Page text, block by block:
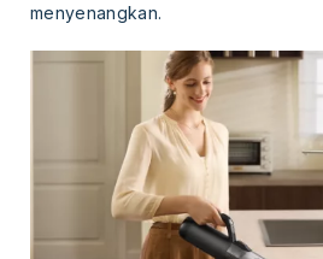
menyenangkan.